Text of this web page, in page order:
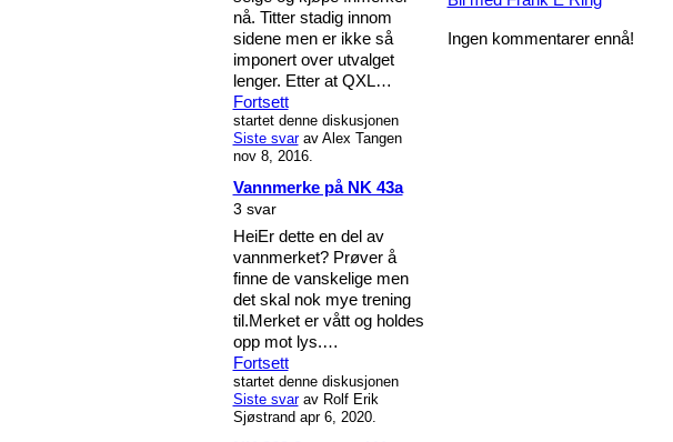
nå. Titter stadig innom
sidene men er ikke så
imponert over utvalget
lenger. Etter at QXL…
Fortsett
startet denne diskusjonen
Siste svarav Alex Tangen
nov 8, 2016.
Vannmerke på NK 43a
3 svar
HeiEr dette en del av
vannmerket? Prøver å
finne de vanskelige men
det skal nok mye trening
til.Merket er vått og holdes
opp mot lys.…
Fortsett
startet denne diskusjonen
Siste svarav Rolf Erik
Sjøstrand apr 6, 2020.
Ingen kommentarer ennå!